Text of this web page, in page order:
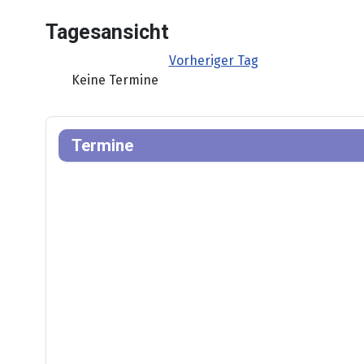
Tagesansicht
Vorheriger Tag
Keine Termine
Termine